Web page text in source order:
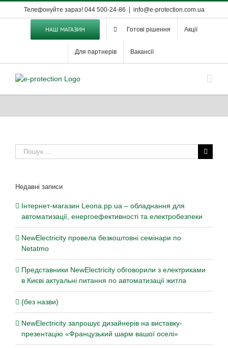
Телефонуйте зараз! 044 500-24-86 info@e-protection.com.ua
НАШ МАГАЗИН Готові рішення Акції
Для партнерів Вакансії
Пошук
...
Недавні записи
Інтернет-магазин Leona.pp.ua – обладнання для
автоматизації, енергоефективності та електробезпеки
NewElectricity провела безкоштовні семінари по
Netatmo
Представники NewElectricity обговорили з електриками
в Києві актуальні питання по автоматизації житла
(без назви)
NewElectricity запрошує дизайнерів на виставку-
презентацію «Французький шарм вашої оселі»